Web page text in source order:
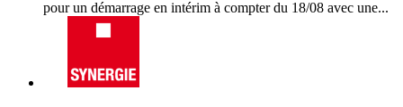
pour un démarrage en intérim à compter du 18/08 avec une...